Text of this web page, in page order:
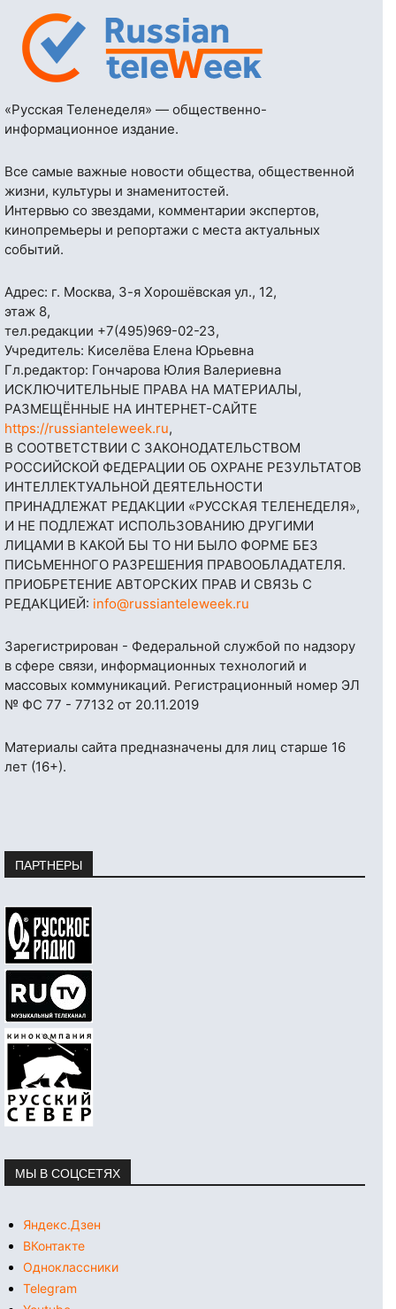
«Русская Теленеделя» — общественно-
информационное издание.
Все самые важные новости общества, общественной
жизни, культуры и знаменитостей.
Интервью со звездами, комментарии экспертов,
кинопремьеры и репортажи с места актуальных
событий.
Адрес: г. Москва, 3-я Хорошёвская ул., 12,
этаж 8,
тел.редакции +7(495)969-02-23,
Учредитель: Киселёва Елена Юрьевна
Гл.редактор: Гончарова Юлия Валериевна
ИСКЛЮЧИТЕЛЬНЫЕ ПРАВА НА МАТЕРИАЛЫ,
РАЗМЕЩЁННЫЕ НА ИНТЕРНЕТ-САЙТЕ
https://russianteleweek.ru,
В СООТВЕТСТВИИ С ЗАКОНОДАТЕЛЬСТВОМ
РОССИЙСКОЙ ФЕДЕРАЦИИ ОБ ОХРАНЕ РЕЗУЛЬТАТОВ
ИНТЕЛЛЕКТУАЛЬНОЙ ДЕЯТЕЛЬНОСТИ
ПРИНАДЛЕЖАТ РЕДАКЦИИ «РУССКАЯ ТЕЛЕНЕДЕЛЯ»,
И НЕ ПОДЛЕЖАТ ИСПОЛЬЗОВАНИЮ ДРУГИМИ
ЛИЦАМИ В КАКОЙ БЫ ТО НИ БЫЛО ФОРМЕ БЕЗ
ПИСЬМЕННОГО РАЗРЕШЕНИЯ ПРАВООБЛАДАТЕЛЯ.
ПРИОБРЕТЕНИЕ АВТОРСКИХ ПРАВ И СВЯЗЬ С
РЕДАКЦИЕЙ: info@russianteleweek.ru
Зарегистрирован - Федеральной службой по надзору
в сфере связи, информационных технологий и
массовых коммуникаций. Регистрационный номер ЭЛ
№ ФС 77 - 77132 от 20.11.2019
Материалы сайта предназначены для лиц старше 16
лет (16+).
ПАРТНЕРЫ
МЫ В СОЦСЕТЯХ
Яндекс.Дзен
ВКонтакте
Одноклассники
Telegram